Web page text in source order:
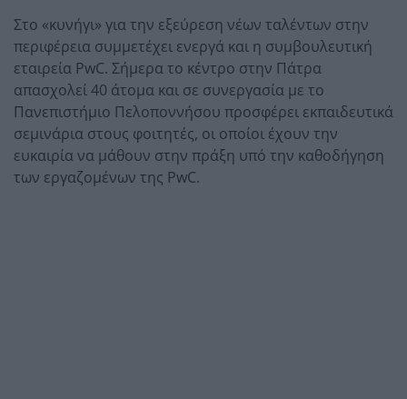
Στο «κυνήγι» για την εξεύρεση νέων ταλέντων στην
περιφέρεια συμμετέχει ενεργά και η συμβουλευτική
εταιρεία PwC. Σήμερα το κέντρο στην Πάτρα
απασχολεί 40 άτομα και σε συνεργασία με το
Πανεπιστήμιο Πελοποννήσου προσφέρει εκπαιδευτικά
σεμινάρια στους φοιτητές, οι οποίοι έχουν την
ευκαιρία να μάθουν στην πράξη υπό την καθοδήγηση
των εργαζομένων της PwC.